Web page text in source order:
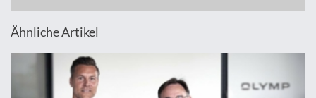
Ähnliche Artikel